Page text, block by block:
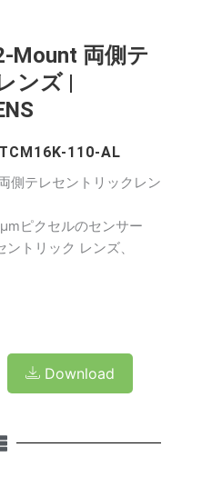
Mount 両側テ
ンズ |
110-AL
側テレセントリックレン
ピクセルのセンサー
トリック レンズ、
Download